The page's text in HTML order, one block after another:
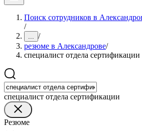
Поиск сотрудников в
/
... /
резюме в Александрове/
специалист отдела сертификации
специалист отдела сертификации
Резюме